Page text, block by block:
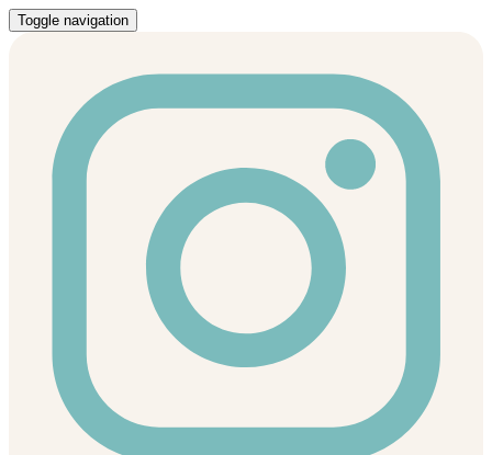
Toggle navigation